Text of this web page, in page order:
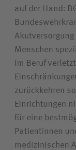
auf der Hand:
Menschen
im Beruf
zurückkehren
Einrichtungen
für eine
Patientinnen
medizinischen